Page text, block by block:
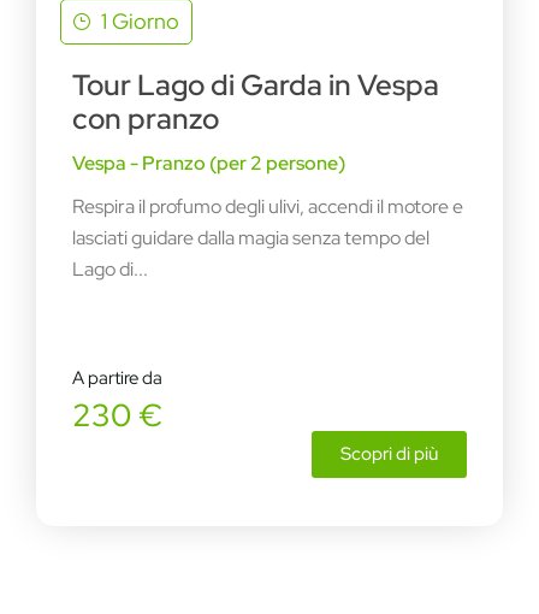
1 Giorno
Tour Lago di Garda in Vespa
con pranzo
Vespa - Pranzo (per 2 persone)
Respira il profumo degli ulivi, accendi il motore e
lasciati guidare dalla magia senza tempo del
Lago di...
A partire da
230 €
Scopri di più